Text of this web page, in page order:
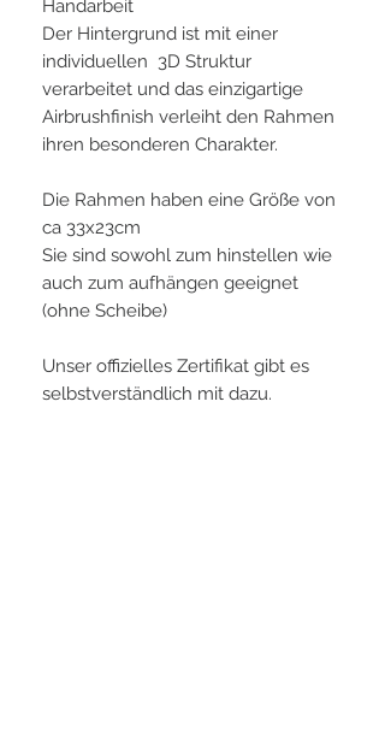
Handarbeit
Der Hintergrund ist mit einer
individuellen 3D Struktur
verarbeitet und das einzigartige
Airbrushfinish verleiht den Rahmen
ihren besonderen Charakter.
Die Rahmen haben eine Größe von
ca 33x23cm
Sie sind sowohl zum hinstellen wie
auch zum aufhängen geeignet
(ohne Scheibe)
Unser offizielles Zertifikat gibt es
selbstverständlich mit dazu.